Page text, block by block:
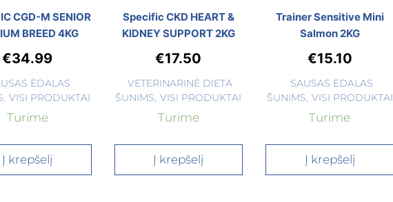
CGD-M SENIOR
BREED 4KG
€34.99
ĖDALAS
, VISI PRODUKTAI
Turime
Į krepšelį
Specific CKD HEART &
KIDNEY SUPPORT 2KG
€17.50
VETERINARINĖ DIETA
ŠUNIMS, VISI PRODUKTAI
Turime
Į krepšelį
Trainer Sensitive Mini
Salmon 2KG
€15.10
SAUSAS ĖDALAS
ŠUNIMS, VISI PRODUKTAI
Turime
Į krepšelį